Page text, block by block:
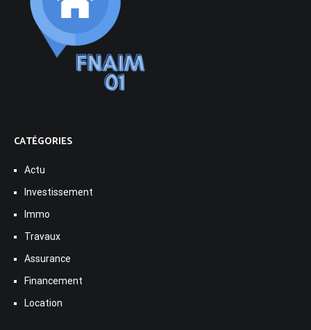
CATÉGORIES
Actu
Investissement
Immo
Travaux
Assurance
Financement
Location